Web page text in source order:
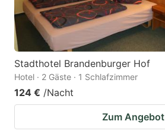
Stadthotel Brandenburger Hof
Hotel · 2 Gäste · 1 Schlafzimmer
124 € /Nacht
Zum Angebot